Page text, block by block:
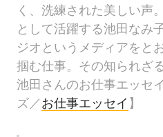
く、洗練された美しい声
として活躍する池田なみ
ジオというメディアをと
掴む仕事。その知られざ
池田さんのお仕事エッセ
ズ／ お仕事エッセイ 】